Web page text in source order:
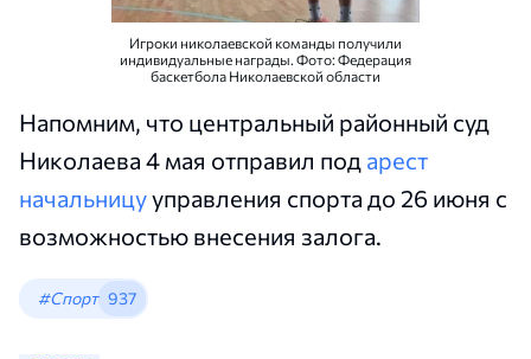
Игроки николаевской команды получили
индивидуальные награды. Фото: Федерация
баскетбола Николаевской области
Напомним, что центральный районный суд
Николаева 4 мая отправил под арест
начальницууправления спорта до 26 июня с
возможностью внесения залога.
#Спорт 937